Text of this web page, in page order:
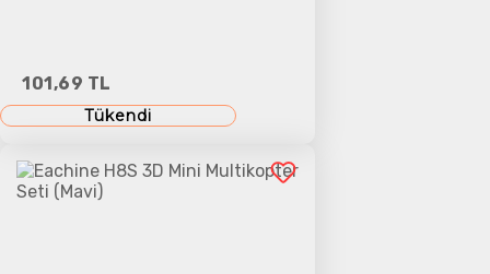
101,69 TL
Tükendi